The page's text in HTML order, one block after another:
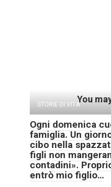
You
STORIE DI VITA
Ogni domenica
famiglia. Un
cibo nella
figli non
contadini».
entrò mio figlio…